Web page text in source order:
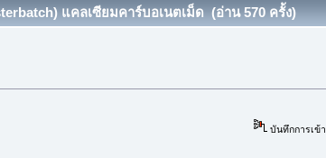
แคลเซียมคาร์บอเนตเม็ด (อ่าน 570 ครั้ง)
บันทึกการเข้า